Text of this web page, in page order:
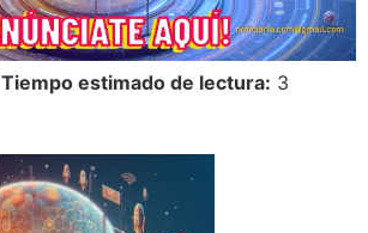
Tiempo estimado de lectura: 3